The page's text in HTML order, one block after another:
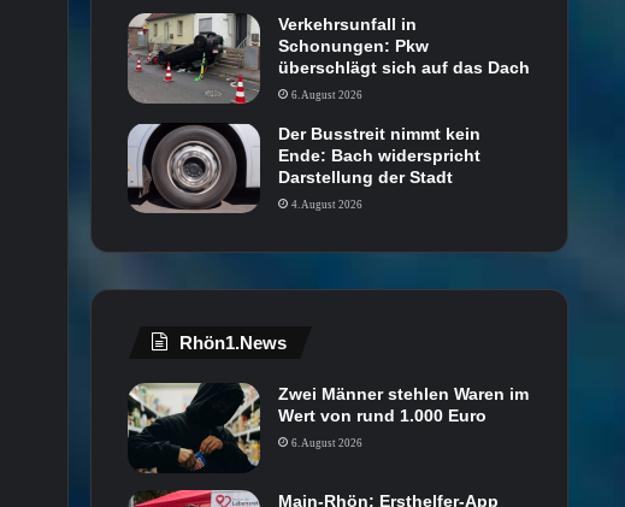
Verkehrsunfall in
Schonungen: Pkw
überschlägt sich auf das Dach
6. August 2026
Der Busstreit nimmt kein
Ende: Bach widerspricht
Darstellung der Stadt
4. August 2026
Rhön1.News
Zwei Männer stehlen Waren im
Wert von rund 1.000 Euro
6. August 2026
Main-Rhön: Ersthelfer-App